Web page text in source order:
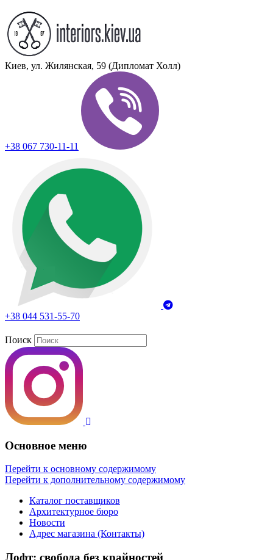
Киев, ул. Жилянская, 59 (Дипломат Холл)
+38 067 730-11-11
+38 044 531-55-70
Поиск
Основное меню
Перейти к основному содержимому
Перейти к дополнительному содержимому
Каталог поставщиков
Архитектурное бюро
Новости
Адрес магазина (Контакты)
Лофт: свобода без крайностей